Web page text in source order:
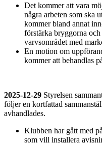
Det kommer att vara
några arbeten som ska
kommer bland annat
förstärka bryggorna
varvsområdet med
En motion om
kommer att behandlas
2025-12-29 Styrelsen
följer en kortfattad
avhandlades.
Klubben har gått med
som vill installera